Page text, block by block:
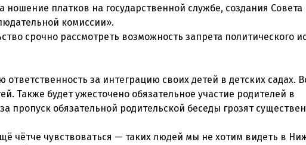
платков на государственной службе, создания Совета
комиссии».
срочно рассмотреть возможность запрета политического
за интеграцию своих детей в детских садах.
Также будет ужесточено обязательное участие родителей в
пропуск обязательной родительской беседы грозят
чётче чувствоваться — таких людей мы не хотим видеть в